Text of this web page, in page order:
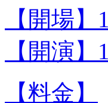
【開場】
【開演】
【料金】